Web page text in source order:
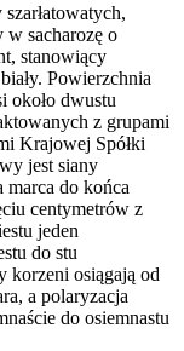
w sacharozę o
stanowiący
Powierzchnia
około dwustu
z grupami
Krajowej Spółki
jest siany
do końca
centymetrów z
jeden
do stu
korzeni osiągają od
a polaryzacja
do osiemnastu